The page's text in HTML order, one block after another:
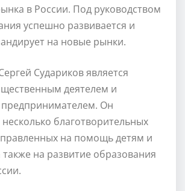
в России. Под руководством
успешно развивается и
на новые рынки.
Судариков является
деятелем и
Он
благотворительных
на помощь детям и
на развитие образования